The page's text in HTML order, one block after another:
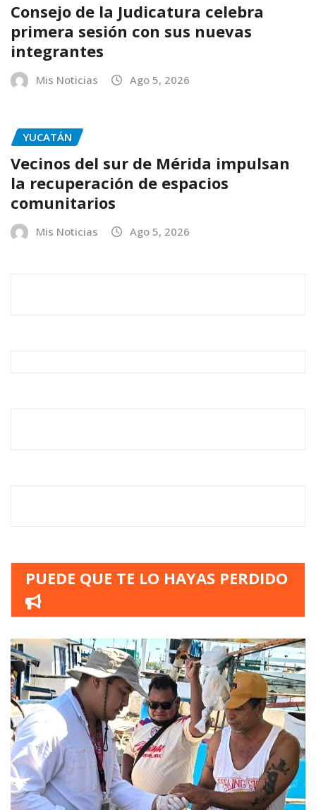
Consejo de la Judicatura celebra
primera sesión con sus nuevas
integrantes
Mis Noticias Ago 5, 2026
YUCATÁN
Vecinos del sur de Mérida impulsan
la recuperación de espacios
comunitarios
Mis Noticias Ago 5, 2026
PUEDE QUE TE LO HAYAS PERDIDO